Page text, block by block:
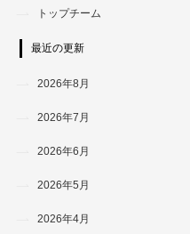
トップチーム
最近の更新
2026年8月
2026年7月
2026年6月
2026年5月
2026年4月